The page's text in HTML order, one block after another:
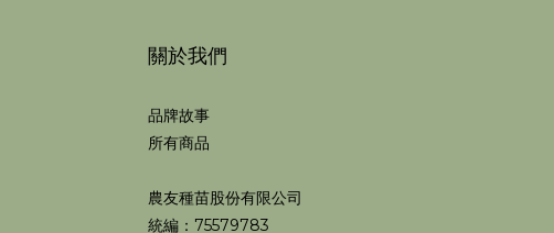
關於我們
品牌故事
所有商品
農友種苗股份有限公司
統編：75579783